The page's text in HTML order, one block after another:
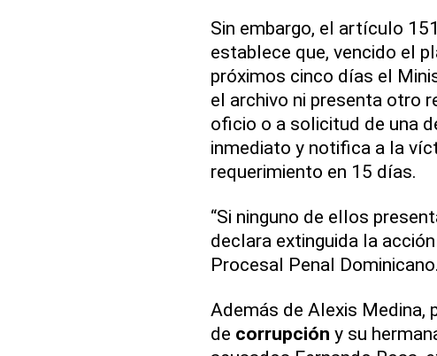
Sin embargo, el artículo
establece que, vencido el
próximos cinco días el
el archivo ni presenta otro
oficio o a solicitud de una
inmediato y notifica a la
requerimiento en 15 días.
“Si ninguno de ellos
declara extinguida la
Procesal Penal Dominicano.
Además de Alexis Medina,
de corrupción y su